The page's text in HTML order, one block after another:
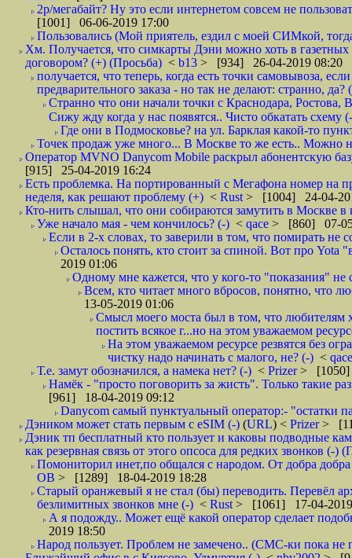
2р/мегабайт? Ну это если интернетом совсем не
[1001] 06-06-2019 17:00
Пользовались (Мой приятель, ездил с моей СИМкой,
Хм. Получается, что симкарты Дэни можно хоть в газетных
договором? (+) (Просьба) < b13 > [934] 26-04-2019 08:20
получается, что теперь, когда есть точки самовывоза,
предварительного заказа - но так не делают: странно, да?
Странно что они начали точки с Краснодара,
Сижу жду когда у нас появятся.. Чисто обкатать схему
Где они в Подмосковье? на ул. Барклая какой-то
Точек продаж уже много... В Москве то же есть.. Можно
Оператор MVNO Danycom Mobile раскрыл абонентскую
[915] 25-04-2019 16:24
Есть проблемка. На портированный с Мегафона номер на
неделя, как решают проблему (+) < Rust > [1004] 24-04-
Кто-нить слышал, что они собираются замутить в Москве в
Уже начало мая - чем кончилось? (-) < qace > [860] 07-
Если в 2-х словах, то заверили в том, что помирать не
Осталось понять, кто стоит за спиной. Вот про Yota
2019 01:06
Одному мне кажется, что у кого-то "показания" не
Всем, кто читает много вбросов, понятно, что
13-05-2019 01:06
Смысл моего моста был в том, что любителям
постить всякое г...но на этом уважаемом
На этом уважаемом ресурсе резвятся без
чистку надо начинать с малого, не? (-) <
Т.е. замут обозначился, а намека нет? (-) < Prizer> [1050]
Намёк - "просто поговорить за жисть". Только такие
[961] 18-04-2019 09:12
Danycom самый пунктуальный оператор:- "остатки
Дэником может стать первым с еSIM (-) (URL) < Prizer>
Дэник тп бесплатный кто пользует и каковы подводные
как резервная связь от этого опсоса для редких звонков (-)
Помониторил инет,по общался с народом. От добра
ОВ > [1289] 18-04-2019 18:28
Старый оранжевый я не стал (бы) переводить. Перевёл
безлимитных звонков мне (-) < Rust > [1061] 17-04-
А я подожду.. Может ещё какой оператор сделает
2019 18:50
Народ пользует. Проблем не замечено.. (СМС-ки пока